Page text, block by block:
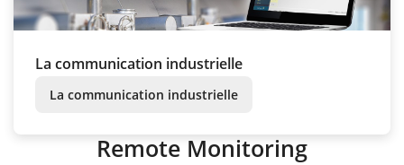
La communication industrielle
La communication industrielle
Remote Monitoring